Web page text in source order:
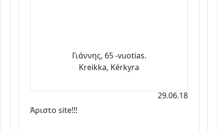
Γιάννης, 65 -vuotias.
Kreikka, Kérkyra
29.06.18
Άριστο site!!!